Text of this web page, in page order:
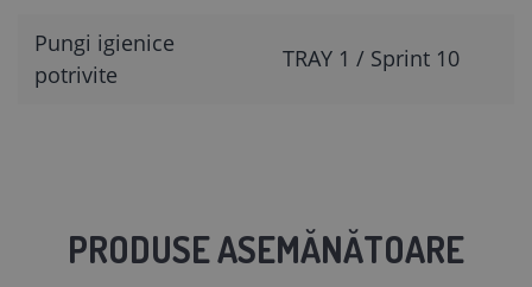
Pungi igienice
potrivite
TRAY 1 / Sprint 10
PRODUSE ASEMĂNĂTOARE